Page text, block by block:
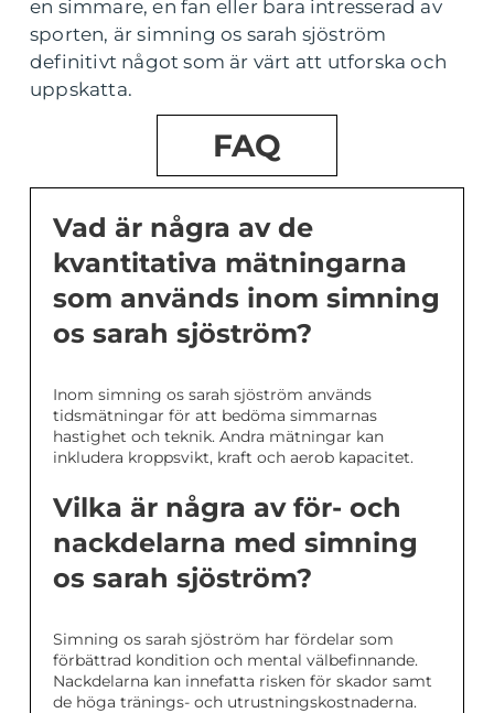
en simmare, en fan eller bara intresserad av
sporten, är simning os sarah sjöström
definitivt något som är värt att utforska och
uppskatta.
FAQ
Vad är några av de
kvantitativa mätningarna
som används inom simning
os sarah sjöström?
Inom simning os sarah sjöström används
tidsmätningar för att bedöma simmarnas
hastighet och teknik. Andra mätningar kan
inkludera kroppsvikt, kraft och aerob kapacitet.
Vilka är några av för- och
nackdelarna med simning
os sarah sjöström?
Simning os sarah sjöström har fördelar som
förbättrad kondition och mental välbefinnande.
Nackdelarna kan innefatta risken för skador samt
de höga tränings- och utrustningskostnaderna.